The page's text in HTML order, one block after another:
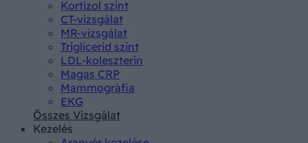
Kortizol szint
CT-vizsgálat
MR-vizsgálat
Triglicerid szint
LDL-koleszterin
Magas CRP
Mammográfia
EKG
Összes Vizsgálat
Kezelés